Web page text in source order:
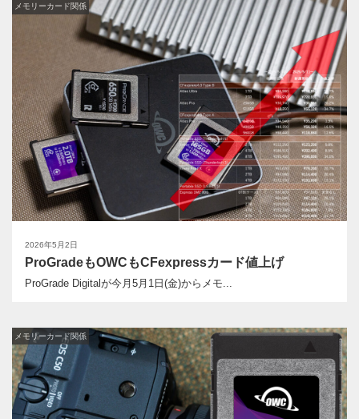
2026年5月2日
メモリーカード関係
ProGradeもOWCもCFexpressカード値上げ
ProGrade Digitalが今月5月1日(金)からメモ...
メモリーカード関係